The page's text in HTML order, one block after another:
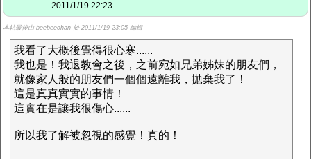
2011/1/19 22:23
本帖最後由 beebeechan 於 2011/1/19 23:05 編輯
我看了大概後覺得很心寒......
我也是！我退教會之後，之前宛如兄弟姊妹的朋友們，
就像家人般的朋友們一個個遠離我，拋棄我了！
這是真真實實的事情！
這實在是讓我很傷心......
所以我了解被忽視的感覺！真的！